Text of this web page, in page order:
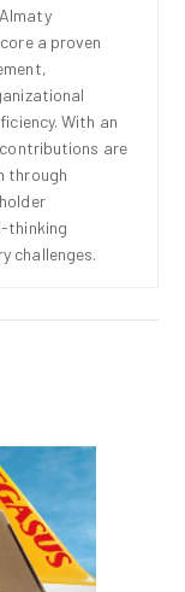
a proven
With an
are
through
thinking
challenges.
2026